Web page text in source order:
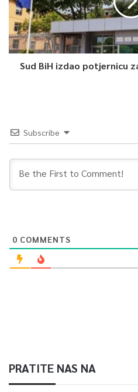
Sud BiH izdao potjernicu
Subscribe
0 COMMENTS
PRATITE NAS NA